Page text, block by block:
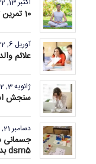
اکتبر 13, 2022
10 تمرین تنفس که به کنترل اضطراب کمک می کند
آوریل 6, 2022
علائم
ژانویه 3, 2022
سنجش
دسامبر 21, 2021
جسمانی
dsm5 بدن درد اضطرابی